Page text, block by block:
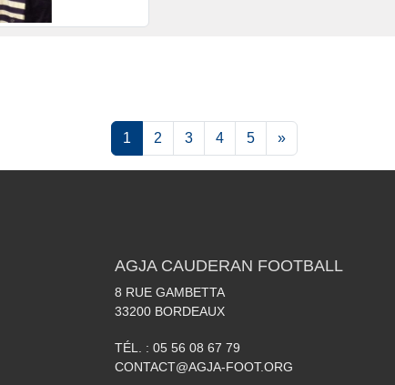
1 2 3 4 5 »
AGJA CAUDERAN FOOTBALL
8 RUE GAMBETTA
33200 BORDEAUX
TÉL. : 05 56 08 67 79
CONTACT@AGJA-FOOT.ORG